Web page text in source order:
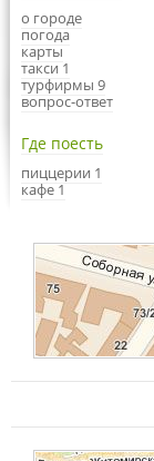
о городе
погода
карты
такси 1
турфирмы 9
вопрос-ответ
Где поесть
пиццерии 1
кафе 1